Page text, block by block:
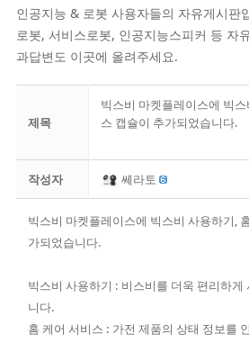
인공지능 & 로봇 사용자들의 자유게시판
로봇, 서비스로봇, 인공지능스피커 등 자
과답변도 이곳에 올려주세요.
제목
빅스비 마켓플레이스에 빅
스 캡슐이 추가되었습니다.
작성자 쎄라토
빅스비 마켓플레이스에 빅스비 사용하기,
가되었습니다.
빅스비 사용하기 : 비스비를 더욱 편리하게
니다.
홈 케어 서비스 : 가전 제품의 상태 정보를